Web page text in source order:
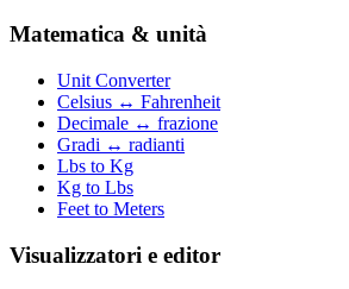
Matematica & unità
Unit Converter
Celsius ↔ Fahrenheit
Decimale ↔ frazione
Gradi ↔ radianti
Lbs to Kg
Kg to Lbs
Feet to Meters
Visualizzatori e editor